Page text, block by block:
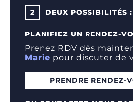
2 DEUX POSSIBILITÉS :
PLANIFIEZ UN RENDEZ-
Prenez RDV dès
Marie pour discuter de
PRENDRE RENDEZ-